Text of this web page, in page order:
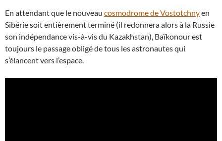
En attendant que le nouveau cosmodrome de Vostotchnyen
Sibérie soit entièrement terminé (il redonnera alors à la Russie
son indépendance vis-à-vis du Kazakhstan), Baïkonour est
toujours le passage obligé de tous les astronautes qui
s’élancent vers l’espace.